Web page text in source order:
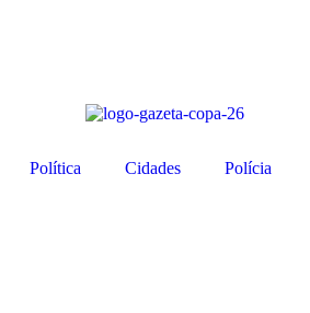
Política Cidades Polícia